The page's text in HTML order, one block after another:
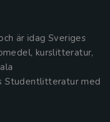
är idag Sveriges
kurslitteratur,
Studentlitteratur med